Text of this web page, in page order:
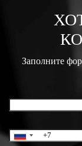
Заполните